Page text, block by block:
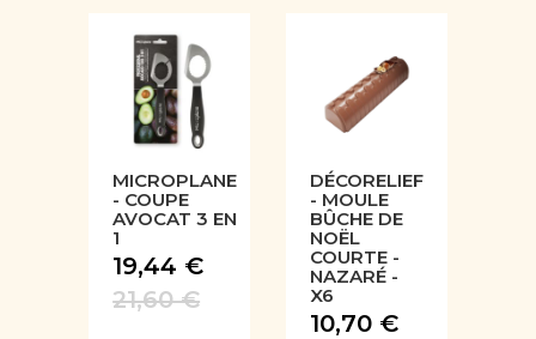
MICROPLANE
- COUPE
AVOCAT 3 EN
1
19,44 €
21,60 €
DÉCORELIEF
- MOULE
BÛCHE DE
NOËL
COURTE -
NAZARÉ -
X6
10,70 €